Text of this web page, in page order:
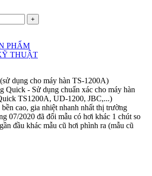
PHẨM
THUẬT
dụng cho máy hàn TS-1200A)
Quick - Sử dụng chuẩn xác cho máy hàn
TS1200A, UD-1200, JBC,...)
cao, gia nhiệt nhanh nhất thị trường
07/2020 đã đổi mẫu có hơi khác 1 chút so
đầu khác mẫu cũ hơi phình ra (mẫu cũ